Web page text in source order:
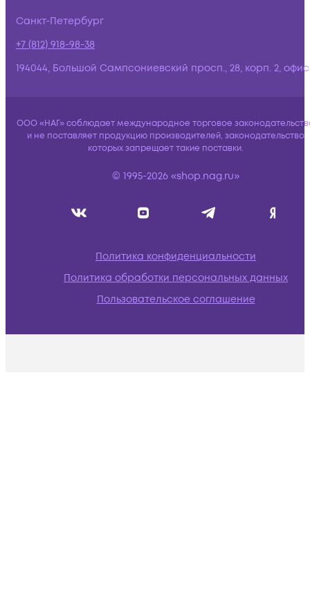
Санкт-Петербург
+7 (812) 918-98-38
194044, Большой Сампсониевский просп., 28, корп. 2,
ООО «НАГ» соблюдает международное торговое
и не поставляет продукцию производителей, законодательство
которых запрещает такие поставки.
© 1995-2026 «shop.nag.ru»
Политика конфиденциальности
Политика обработки персональных данных
Пользовательское соглашение